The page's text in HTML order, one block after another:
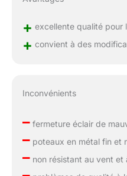
+ excellente qualité pour
+ convient à des
Inconvénients
–fermeture éclair de
–poteaux en métal fin et
–non résistant au vent et